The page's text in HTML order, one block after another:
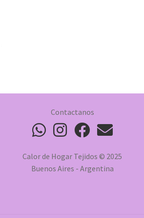
Contactanos
Calor de Hogar Tejidos © 2025
Buenos Aires - Argentina